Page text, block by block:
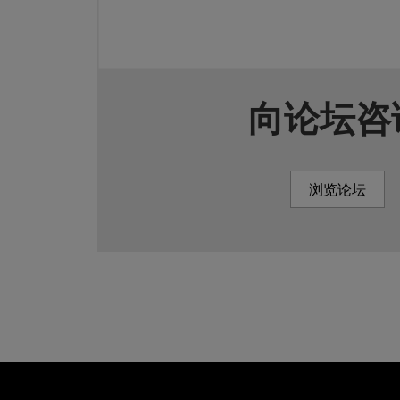
向论坛
浏览论坛